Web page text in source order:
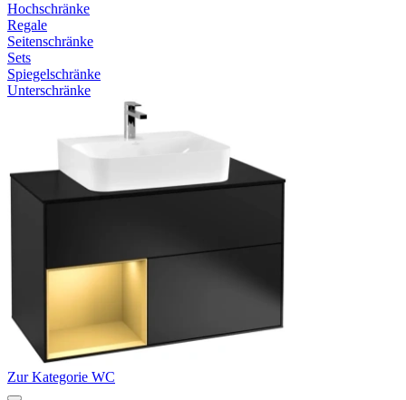
Hochschränke
Regale
Seitenschränke
Sets
Spiegelschränke
Unterschränke
Zur Kategorie WC